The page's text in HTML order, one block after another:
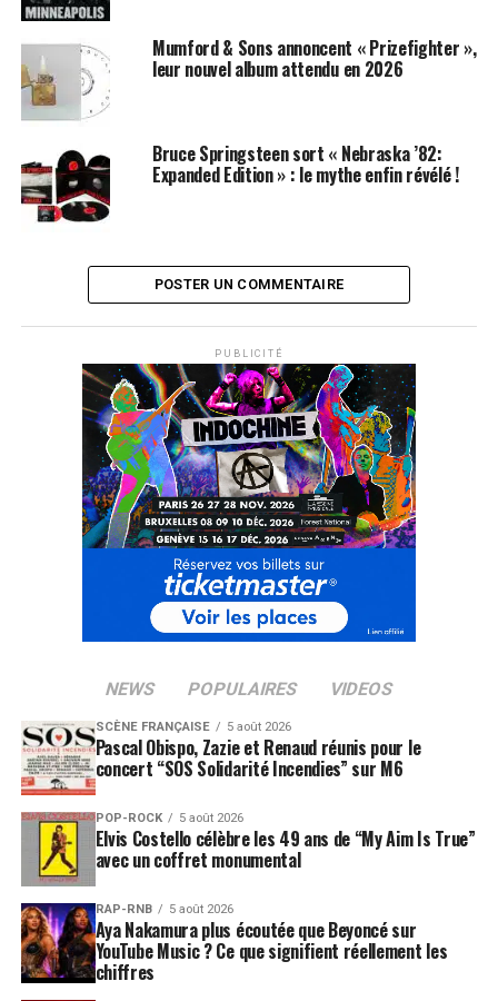
Mumford & Sons annoncent « Prizefighter »,
leur nouvel album attendu en 2026
Bruce Springsteen sort « Nebraska ’82:
Expanded Edition » : le mythe enfin révélé !
POSTER UN COMMENTAIRE
PUBLICITÉ
NEWS POPULAIRES VIDEOS
SCÈNE FRANÇAISE 5 août 2026
Pascal Obispo, Zazie et Renaud réunis pour le
concert “SOS Solidarité Incendies” sur M6
POP-ROCK 5 août 2026
Elvis Costello célèbre les 49 ans de “My Aim Is True”
avec un coffret monumental
RAP-RNB 5 août 2026
Aya Nakamura plus écoutée que Beyoncé sur
YouTube Music ? Ce que signifient réellement les
chiffres